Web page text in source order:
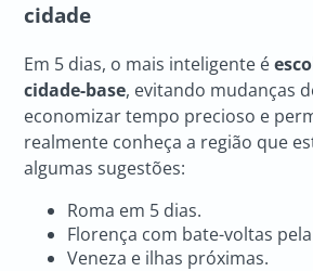
cidade
Em 5 dias, o mais inteligente é
cidade-base, evitando mudanças
economizar tempo precioso e
realmente conheça a região que
algumas sugestões:
Roma em 5 dias.
Florença com bate-voltas
Veneza e ilhas próximas.